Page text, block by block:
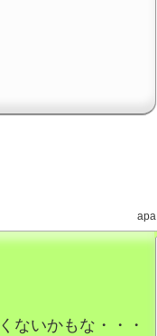
apa
ないかもな・・・